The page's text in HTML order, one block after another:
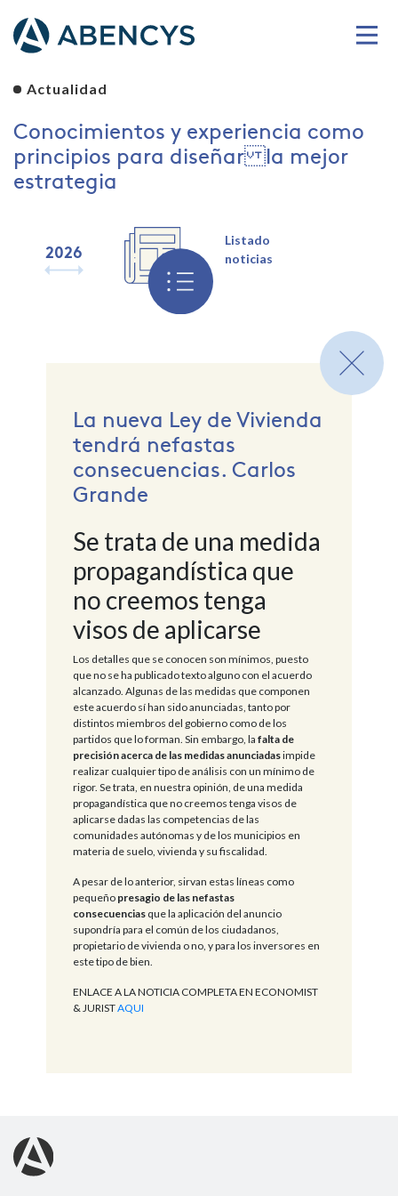
Actualidad
Conocimientos y experiencia como
principios para diseñar la mejor
estrategia
2026 2024 2023 2022 2021
Listado
noticias
La nueva Ley de Vivienda
tendrá nefastas
consecuencias. Carlos
Grande
Se trata de una medida
propagandística que
no creemos tenga
visos de aplicarse
Los detalles que se conocen son mínimos, puesto
que no se ha publicado texto alguno con el acuerdo
alcanzado. Algunas de las medidas que componen
este acuerdo sí han sido anunciadas, tanto por
distintos miembros del gobierno como de los
partidos que lo forman. Sin embargo, la falta de
precisión acerca de las medidas anunciadasimpide
realizar cualquier tipo de análisis con un mínimo de
rigor. Se trata, en nuestra opinión, de una medida
propagandística que no creemos tenga visos de
aplicarse dadas las competencias de las
comunidades autónomas y de los municipios en
materia de suelo, vivienda y su fiscalidad.
A pesar de lo anterior, sirvan estas líneas como
pequeño presagio de las nefastas
consecuenciasque la aplicación del anuncio
supondría para el común de los ciudadanos,
propietario de vivienda o no, y para los inversores en
este tipo de bien.
ENLACE A LA NOTICIA COMPLETA EN ECONOMIST
& JURISTAQUI